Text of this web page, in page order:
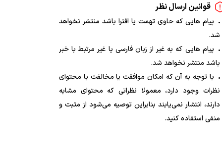
قوانین ارسال نظر
پیام هایی که حاوی تهمت یا افترا باشد منتشر نخواهد
شد.
پیام هایی که به غیر از زبان فارسی یا غیر مرتبط با خبر
باشد منتشر نخواهد شد.
با توجه به آن که امکان موافقت یا مخالفت با محتوای
نظرات وجود دارد، معمولا نظراتی که محتوای مشابه
دارند، انتشار نمی‌یابند بنابراین توصیه می‌شود از مثبت و
منفی استفاده کنید.